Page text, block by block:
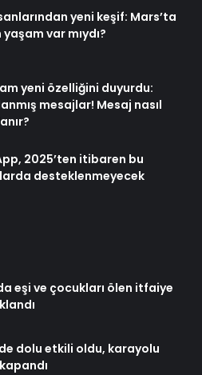
yeni keşif: Mars’ta
var mıydı?
yeni özelliğini duyurdu:
mesajlar! Mesaj nasıl
2025’ten itibaren bu
desteklenmeyecek
eşi ve çocukları ölen itfaiye
dolu etkili oldu, karayolu